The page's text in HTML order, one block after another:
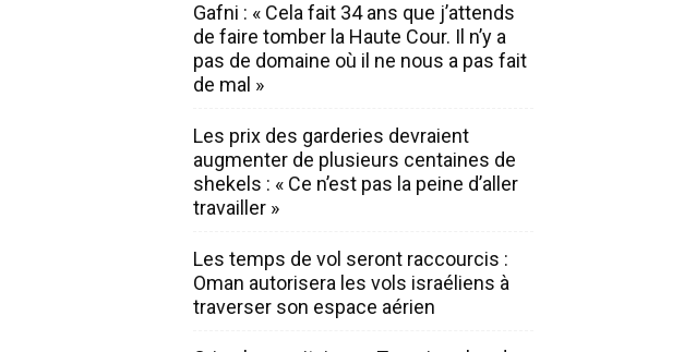
Gafni : « Cela fait 34 ans que j’attends
de faire tomber la Haute Cour. Il n’y a
pas de domaine où il ne nous a pas fait
de mal »
Les prix des garderies devraient
augmenter de plusieurs centaines de
shekels : « Ce n’est pas la peine d’aller
travailler »
Les temps de vol seront raccourcis :
Oman autorisera les vols israéliens à
traverser son espace aérien